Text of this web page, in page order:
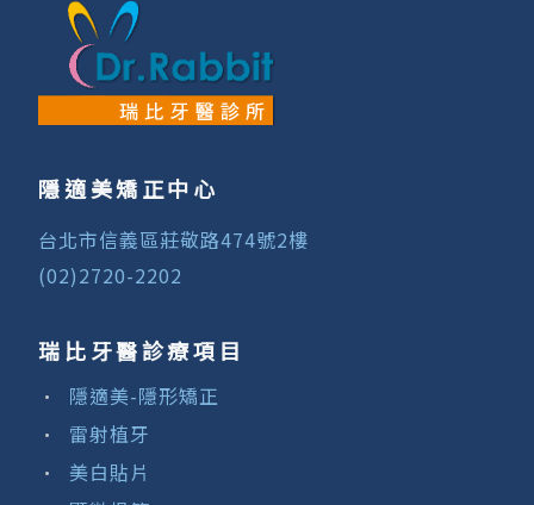
隱適美矯正中心
台北市信義區莊敬路474號2樓
(02)2720-2202
瑞比牙醫診療項目
隱適美-隱形矯正
雷射植牙
美白貼片